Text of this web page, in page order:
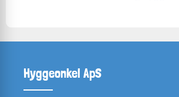
Hyggeonkel ApS